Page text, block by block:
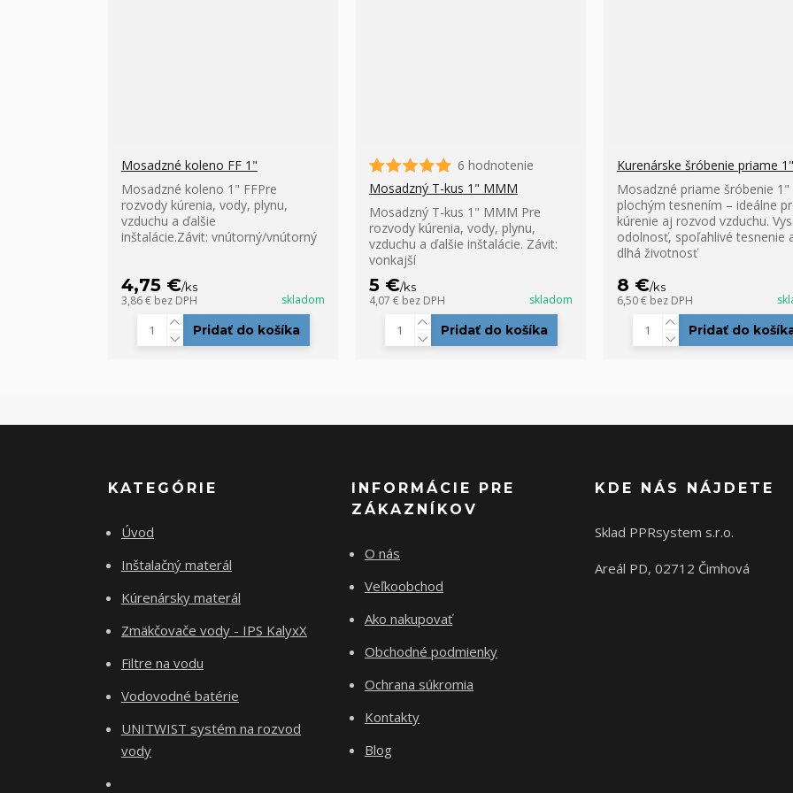
Mosadzné koleno FF 1"
Mosadzné koleno 1" FFPre
rozvody kúrenia, vody, plynu,
vzduchu a ďalšie
inštalácie.Závit: vnútorný/vnútorný
4,75 €/ks
3,86 € bez DPH skladom
Pridať do košíka
6 hodnotenie
Mosadzný T-kus 1" MMM
Mosadzný T-kus 1" MMM Pre
rozvody kúrenia, vody, plynu,
vzduchu a ďalšie inštalácie. Závit:
vonkajší
5 €/ks
4,07 € bez DPH skladom
Pridať do košíka
Kurenárske šróbenie priame 1"
Mosadzné priame šróbenie 1"
plochým tesnením – ideálne
kúrenie aj rozvod vzduchu.
odolnosť, spoľahlivé tesnenie
dlhá životnosť
8 €/ks
6,50 € bez DPH
Pridať do
KATEGÓRIE
Úvod
Inštalačný materál
Kúrenársky materál
Zmäkčovače vody - IPS KalyxX
Filtre na vodu
Vodovodné batérie
UNITWIST systém na rozvod
vody
INFORMÁCIE PRE
ZÁKAZNÍKOV
O nás
Veľkoobchod
Ako nakupovať
Obchodné podmienky
Ochrana súkromia
Kontakty
Blog
KDE NÁS NÁJDETE
Sklad PPRsystem s.r.o.
Areál PD, 02712 Čimhová